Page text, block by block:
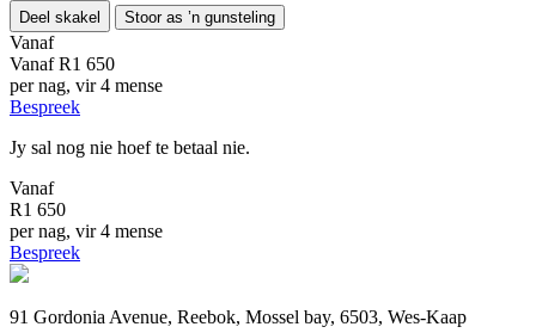
Deel skakel Stoor as ’n gunsteling
Vanaf
Vanaf R1 650
per nag, vir 4 mense
Bespreek
Jy sal nog nie hoef te betaal nie.
Vanaf
R1 650
per nag, vir 4 mense
Bespreek
91 Gordonia Avenue, Reebok, Mossel bay, 6503, Wes-Kaap